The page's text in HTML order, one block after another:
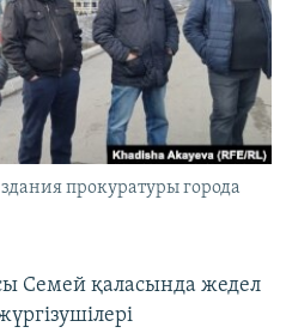
прокуратуры города
Семей қаласында жедел